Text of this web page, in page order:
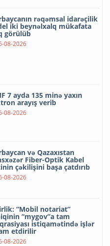
rəqəmsal idarəçilik
iki beynəlxalq mükafata
görülüb
08-2026
7 ayda 135 minə yaxın
arayış verib
08-2026
və Qazaxıstan
Fiber-Optik Kabel
çəkilişini başa çatdırıb
08-2026
“Mobil notariat”
“mygov”a tam
istiqamətində işlər
etdirilir
08-2026